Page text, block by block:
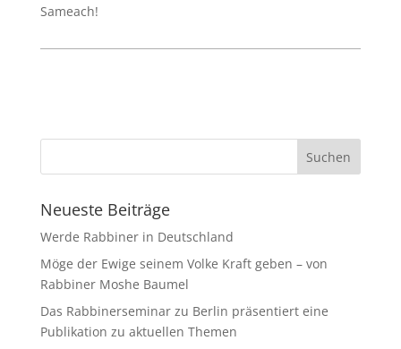
Sameach!
Neueste Beiträge
Werde Rabbiner in Deutschland
Möge der Ewige seinem Volke Kraft geben – von
Rabbiner Moshe Baumel
Das Rabbinerseminar zu Berlin präsentiert eine
Publikation zu aktuellen Themen